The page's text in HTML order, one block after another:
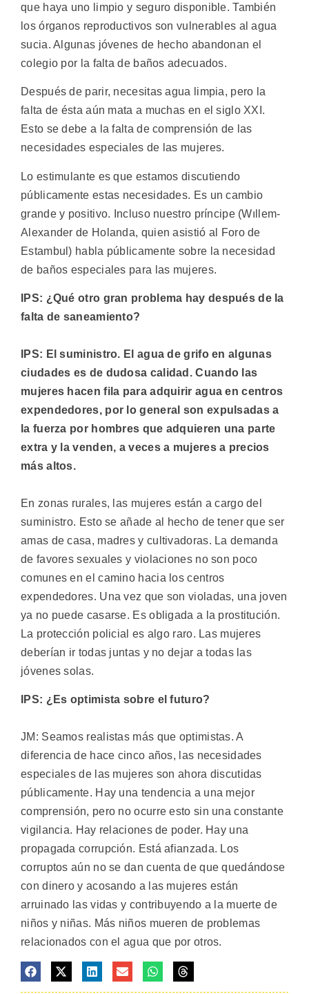
que haya uno limpio y seguro disponible. También
los órganos reproductivos son vulnerables al agua
sucia. Algunas jóvenes de hecho abandonan el
colegio por la falta de baños adecuados.
Después de parir, necesitas agua limpia, pero la
falta de ésta aún mata a muchas en el siglo XXI.
Esto se debe a la falta de comprensión de las
necesidades especiales de las mujeres.
Lo estimulante es que estamos discutiendo
públicamente estas necesidades. Es un cambio
grande y positivo. Incluso nuestro príncipe (Wıllem-
Alexander de Holanda, quien asistió al Foro de
Estambul) habla públicamente sobre la necesidad
de baños especiales para las mujeres.
IPS: ¿Qué otro gran problema hay después de la
falta de saneamiento?
IPS: El suministro. El agua de grifo en algunas
ciudades es de dudosa calidad. Cuando las
mujeres hacen fila para adquirir agua en centros
expendedores, por lo general son expulsadas a
la fuerza por hombres que adquieren una parte
extra y la venden, a veces a mujeres a precios
más altos.
En zonas rurales, las mujeres están a cargo del
suministro. Esto se añade al hecho de tener que ser
amas de casa, madres y cultivadoras. La demanda
de favores sexuales y violaciones no son poco
comunes en el camino hacia los centros
expendedores. Una vez que son violadas, una joven
ya no puede casarse. Es obligada a la prostitución.
La protección policial es algo raro. Las mujeres
deberían ir todas juntas y no dejar a todas las
jóvenes solas.
IPS: ¿Es optimista sobre el futuro?
JM: Seamos realistas más que optimistas. A
diferencia de hace cinco años, las necesidades
especiales de las mujeres son ahora discutidas
públicamente. Hay una tendencia a una mejor
comprensión, pero no ocurre esto sin una constante
vigilancia. Hay relaciones de poder. Hay una
propagada corrupción. Está afianzada. Los
corruptos aún no se dan cuenta de que quedándose
con dinero y acosando a las mujeres están
arruinado las vidas y contribuyendo a la muerte de
niños y niñas. Más niños mueren de problemas
relacionados con el agua que por otros.